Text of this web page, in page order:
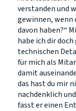
verstanden und
gewinnen, wenn
davon haben?“
habe ich dir
technischen
für mich als
damit
das hast du mir
nachdenklich
fasst er einen